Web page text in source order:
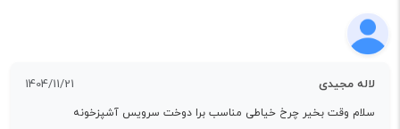
لاله مجیدی 1404/11/21
سلام وقت بخیر چرخ خیاطی مناسب برا دوخت سرویس آشپزخونه